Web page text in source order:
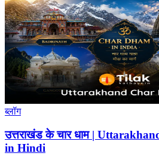
ब्लॉग
उत्तराखंड के चार धाम |
in Hindi